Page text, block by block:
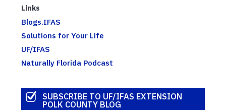
Links
Blogs.IFAS
Solutions for Your Life
UF/IFAS
Naturally Florida Podcast
SUBSCRIBE TO UF/IFAS EXTENSION
POLK COUNTY BLOG